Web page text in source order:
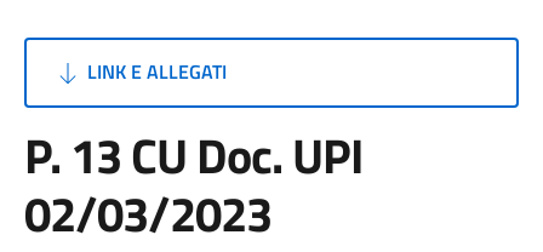
LINK E ALLEGATI
P. 13 CU Doc. UPI
02/03/2023